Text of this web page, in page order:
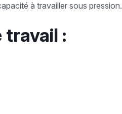
à travailler sous pression.
travail :